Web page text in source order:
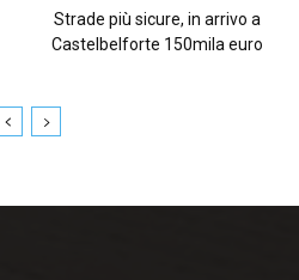
Strade più sicure, in arrivo a
Castelbelforte 150mila euro